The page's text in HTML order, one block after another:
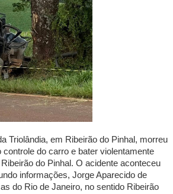
Triolândia, em Ribeirão do Pinhal, morreu
do carro e bater violentamente
do Pinhal. O acidente aconteceu
informações, Jorge Aparecido de
do Rio de Janeiro, no sentido Ribeirão